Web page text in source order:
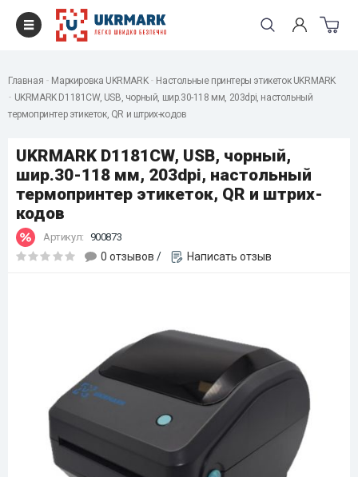
Главная Маркировка UKRMARK
Настольные принтеры этикеток UKRMARK
UKRMARK D1181CW, USB, чорный, шир.30-118 мм, 203dpi, настольный
термопринтер этикеток, QR и штрих-кодов
UKRMARK D1181CW, USB, чорный,
шир.30-118 мм, 203dpi, настольный
термопринтер этикеток, QR и штрих-
кодов
Артикул: 900873
0 отзывов / Написать отзыв